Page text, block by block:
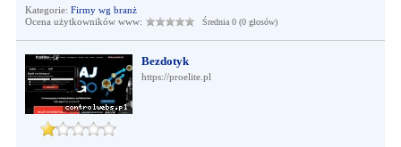
Kategorie: Firmy wg branż
Ocena użytkowników www:
Średnia 0 (0 głosów)
Bezdotyk
https://proelite.pl